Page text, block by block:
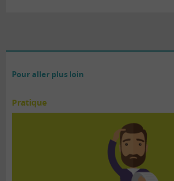
Pour aller plus loin
Pratique